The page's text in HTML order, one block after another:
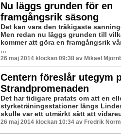
Nu läggs grunden för en
framgångsrik säsong
Det kan vara den tråkigaste
Men redan nu läggs grunden till
kommer att göra en framgångsrik
...
26 maj 2014 klockan 09:38 av Mikael
Centern föreslår utegym
Strandpromenaden
Det har tidigare pratats om att en
styrketräningsstationer längs
skulle var ett utmärkt sätt att
26 maj 2014 klockan 10:34 av Fredrik